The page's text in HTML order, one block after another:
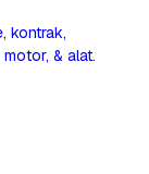
kontrak,
& alat.